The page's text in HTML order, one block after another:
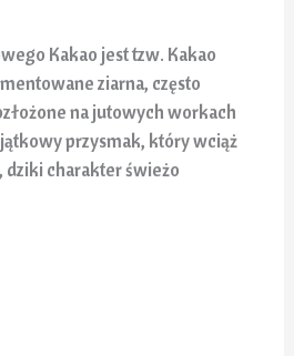
Kakao jest tzw. Kakao
ziarna, często
na jutowych workach
przysmak, który wciąż
dziki charakter świeżo